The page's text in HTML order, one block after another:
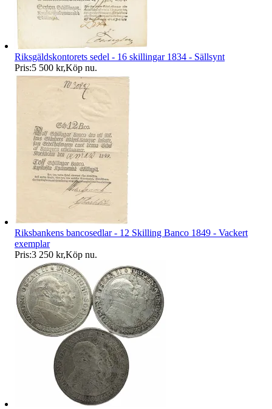
Riksgäldskontorets sedel - 16 skillingar 1834 - Sällsynt
Pris:5 500 kr,Köp nu.
Riksbankens bancosedlar - 12 Skilling Banco 1849 - Vackert
exemplar
Pris:3 250 kr,Köp nu.